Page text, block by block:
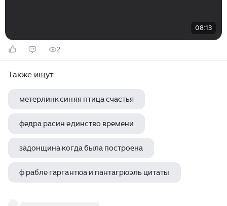
08:13
2
Также ищут
метерлинк синяя птица счастья
федра расин единство времени
задонщина когда была построена
ф рабле гаргантюа и пантагрюэль цитаты